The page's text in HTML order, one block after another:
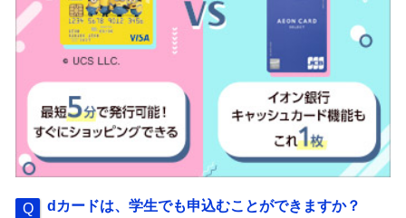
dカードは、学生でも申込むことができますか？